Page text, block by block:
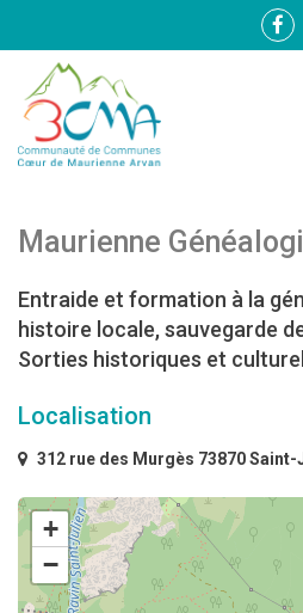
Lien
Maurienne
Entraide et formation à la
histoire locale, sauvegarde
Sorties historiques et
Localisation
312 rue des Murgès 73870
+
−